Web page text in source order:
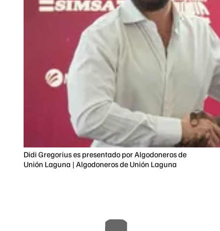
Didi Gregorius es presentado por Algodoneros de
Unión Laguna | Algodoneros de Unión Laguna